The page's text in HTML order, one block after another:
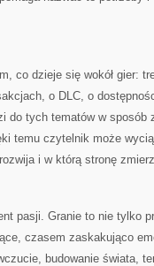
co dzieje się wokół gier:
o DLC, o
do tych tematów w sposób
temu czytelnik może
i w którą stronę
pasji. Granie to nie tylko
czasem zaskakująco
budowanie świata,